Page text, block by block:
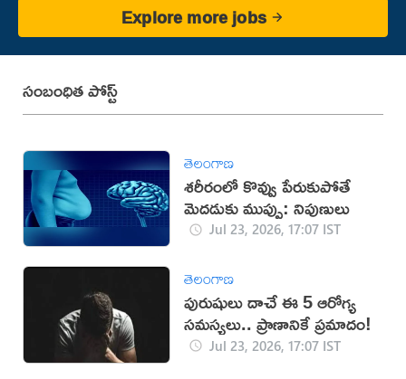
Explore more jobs
సంబంధిత పోస్ట్
తెలంగాణ
శరీరంలో కొవ్వు పేరుకుపోతే
మెదడుకు ముప్పు: నిపుణులు
Jul 23, 2026, 17:07 IST
తెలంగాణ
పురుషులు దాచే ఈ 5 ఆరోగ్య
సమస్యలు.. ప్రాణానికే ప్రమాదం!
Jul 23, 2026, 17:07 IST